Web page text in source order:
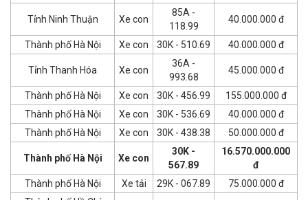
Tỉnh Ninh Thuận Xe con
85A -
118.99
40.000.000 đ
Thành phố Hà Nội Xe con 30K - 510.69 40.000.000 đ
Tỉnh Thanh Hóa Xe con
36A -
993.68
45.000.000 đ
Thành phố Hà Nội Xe con 30K - 456.99
155.000.000 đ
Thành phố Hà Nội
Xe con 30K - 536.69
40.000.000 đ
Thành phố Hà Nội
Xe con 30K - 438.38 50.000.000 đ
Thành phố Hà Nội Xe con
30K -
567.89
16.570.000.000
đ
Thành phố Hà Nội
Xe tải 29K - 067.89
75.000.000 đ